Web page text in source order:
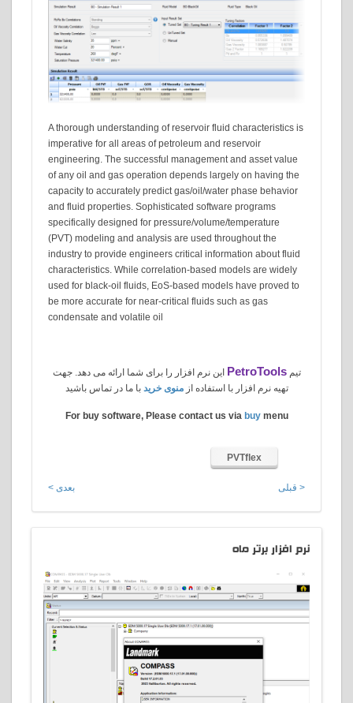
A thorough understanding of reservoir fluid characteristics is
imperative for all areas of petroleum and reservoir
engineering. The successful management and asset value
of any oil and gas operation depends largely on having the
capacity to accurately predict gas/oil/water phase behavior
and fluid properties. Sophisticated software programs
specifically designed for pressure/volume/temperature
(PVT) modeling and analysis are used throughout the
industry to provide engineers critical information about fluid
characteristics. While correlation-based models are widely
used for black-oil fluids, EoS-based models have proved to
be more accurate for near-critical fluids such as gas
condensate and volatile oil
تیمPetroTools
این نرم افزار را برای شما ارائه می دهد. جهت
تهیه نرم افزار با استفاده ازمنوی خرید با ما در تماس باشید
For buy software, Please contact us via buymenu
PVTflex
< قبلی بعدی >
نرم افزار برتر ماه